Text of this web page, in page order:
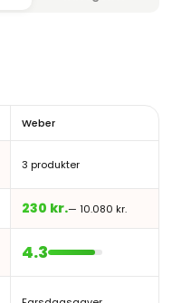
Weber
3 produkter
230 kr.— 10.080 kr.
4.3